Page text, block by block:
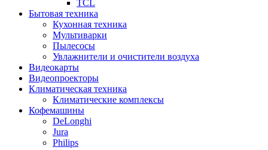
TCL
Бытовая техника
Кухонная техника
Мультиварки
Пылесосы
Увлажнители и очистители воздуха
Видеокарты
Видеопроекторы
Климатическая техника
Климатические комплексы
Кофемашины
DeLonghi
Jura
Philips